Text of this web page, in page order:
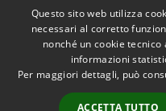
Accessibilità
Questo sito web utilizza
necessari al corretto
nonché un cookie
informazioni
Per maggiori dettagli, può
ACCETTA TUTTO